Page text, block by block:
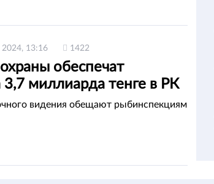
2024, 13:16 1422
обеспечат
миллиарда тенге в РК
видения обещают рыбинспекциям